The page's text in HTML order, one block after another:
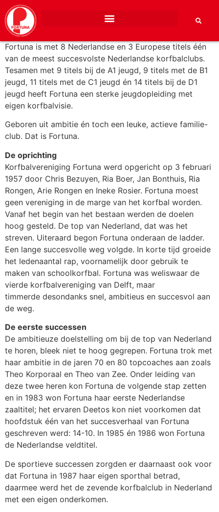
In vogelvlucht
Fortuna is met 8 Nederlandse en 3 Europese titels één
van de meest succesvolste Nederlandse korfbalclubs.
Tesamen met 9 titels bij de A1 jeugd, 9 titels met de B1
jeugd, 11 titels met de C1 jeugd én 14 titels bij de D1
jeugd heeft Fortuna een sterke jeugdopleiding met
eigen korfbalvisie.
Geboren uit ambitie én toch een leuke, actieve familie-
club. Dat is Fortuna.
De oprichting
Korfbalvereniging Fortuna werd opgericht op 3 februari
1957 door Chris Bezuyen, Ria Boer, Jan Bonthuis, Ria
Rongen, Arie Rongen en Ineke Rosier. Fortuna moest
geen vereniging in de marge van het korfbal worden.
Vanaf het begin van het bestaan werden de doelen
hoog gesteld. De top van Nederland, dat was het
streven. Uiteraard begon Fortuna onderaan de ladder.
Een lange succesvolle weg volgde. In korte tijd groeide
het ledenaantal rap, voornamelijk door gebruik te
maken van schoolkorfbal. Fortuna was weliswaar de
vierde korfbalvereniging van Delft, maar
timmerde desondanks snel, ambitieus en succesvol aan
de weg.
De eerste successen
De ambitieuze doelstelling om bij de top van Nederland
te horen, bleek niet te hoog gegrepen. Fortuna trok met
haar ambitie in de jaren 70 en 80 topcoaches aan zoals
Theo Korporaal en Theo van Zee. Onder leiding van
deze twee heren kon Fortuna de volgende stap zetten
en in 1983 won Fortuna haar eerste Nederlandse
zaaltitel; het ervaren Deetos kon niet voorkomen dat
hoofdstuk één van het succesverhaal van Fortuna
geschreven werd: 14-10. In 1985 én 1986 won Fortuna
de Nederlandse veldtitel.
De sportieve successen zorgden er daarnaast ook voor
dat Fortuna in 1987 haar eigen sporthal betrad,
daarmee werd het de zevende korfbalclub in Nederland
met een eigen onderkomen.